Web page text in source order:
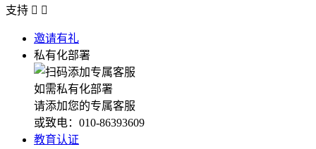
支持  
邀请有礼
私有化部署
如需私有化部署
请添加您的专属客服
或致电：010-86393609
教育认证